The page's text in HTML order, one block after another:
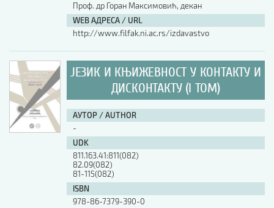
Проф. др Горан Максимовић, декан
WEB АДРЕСА / URL
http://www.filfak.ni.ac.rs/izdavastvo
ЈЕЗИК И КЊИЖЕВНОСТ У КОНТАКТУ И
ДИСКОНТАКТУ (I ТОМ)
АУТОР / AUTHOR
-
UDK
811.163.41:811(082)
82.09(082)
81-115(082)
ISBN
978-86-7379-390-0